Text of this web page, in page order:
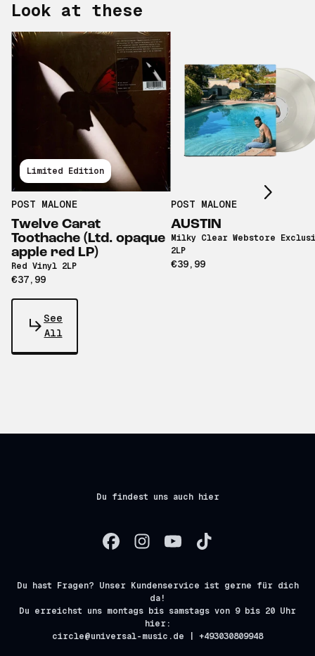
Look at these
Limited Edition
POST MALONE
Twelve Carat
Toothache (Ltd. opaque
apple red LP)
Red Vinyl 2LP
€37,99
POST MALONE
AUSTIN
Milky Clear Webstore
2LP
€39,99
Scroll right
See
All
Du findest uns auch hier
Du hast Fragen? Unser Kundenservice ist gerne für dich
da!
Du erreichst uns montags bis samstags von 9 bis 20 Uhr
hier:
circle@universal-music.de | +493030809948